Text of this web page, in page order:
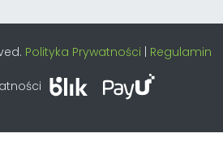
Polityka Prywatności | Regulamin